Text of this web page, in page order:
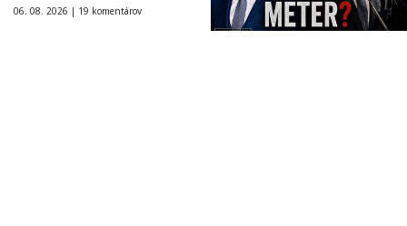
06. 08. 2026 | 19 komentárov